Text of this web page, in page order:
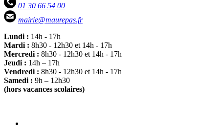
01 30 66 54 00
mairie@maurepas.fr
Lundi : 14h - 17h
Mardi : 8h30 - 12h30 et 14h - 17h
Mercredi : 8h30 - 12h30 et 14h - 17h
Jeudi : 14h – 17h
Vendredi : 8h30 - 12h30 et 14h - 17h
Samedi : 9h – 12h30
(hors vacances scolaires)